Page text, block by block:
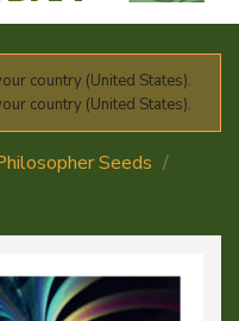
country (United States).
country (United States).
Seeds